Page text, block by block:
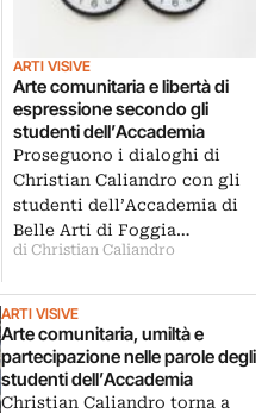
ARTI VISIVE
Arte comunitaria e libertà di
espressione secondo gli
studenti dell’Accademia
Proseguono i dialoghi di
Christian Caliandro con gli
studenti dell’Accademia di
Belle Arti di Foggia…
di Christian Caliandro
ARTI VISIVE
Arte comunitaria, umiltà e
partecipazione nelle parole degli
studenti dell’Accademia
Christian Caliandro torna a